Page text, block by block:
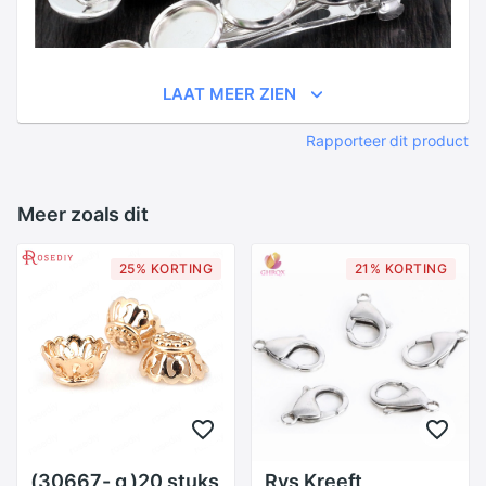
LAAT MEER ZIEN
Rapporteer dit product
Meer zoals dit
25% KORTING
(30667- g )20 stuks
21% KORTING
Rvs Kreeft